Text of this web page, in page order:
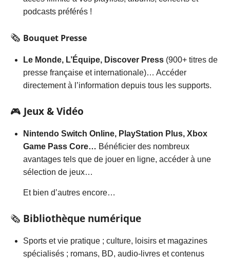
podcasts préférés !
🗞️ Bouquet Presse
Le Monde, L’Équipe, Discover Press (900+ titres de
presse française et internationale)… Accéder
directement à l’information depuis tous les supports.
🎮 Jeux & Vidéo
Nintendo Switch Online, PlayStation Plus, Xbox
Game Pass Core… Bénéficier des nombreux
avantages tels que de jouer en ligne, accéder à une
sélection de jeux…
Et bien d’autres encore…
🗞️ Bibliothèque numérique
Sports et vie pratique ; culture, loisirs et magazines
spécialisés ; romans, BD, audio-livres et contenus